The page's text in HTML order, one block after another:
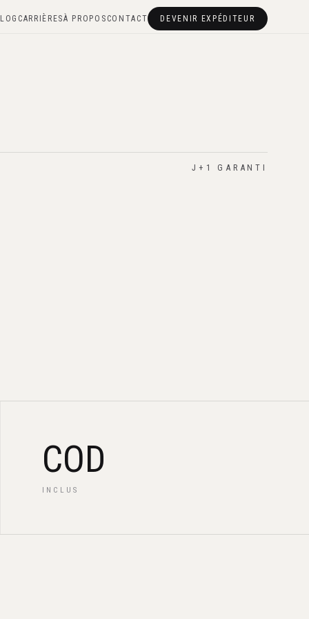
CARRIÈRESÀ PROPOS CONTACT DEVENIR EXPÉDITEUR
J+1 GARANTI
COD
INCLUS